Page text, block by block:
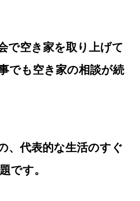
で空き家を取り上げて
でも空き家の相談が続
、代表的な生活のすぐ
です。